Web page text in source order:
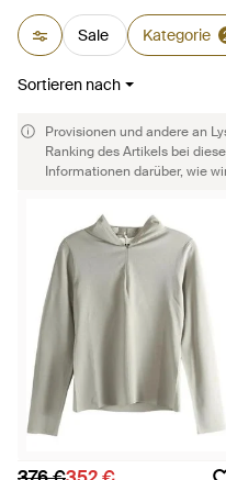
Sale Kategorie
Sortieren nach
Provisionen und andere an
Ranking des Artikels bei
Informationen darüber, wie